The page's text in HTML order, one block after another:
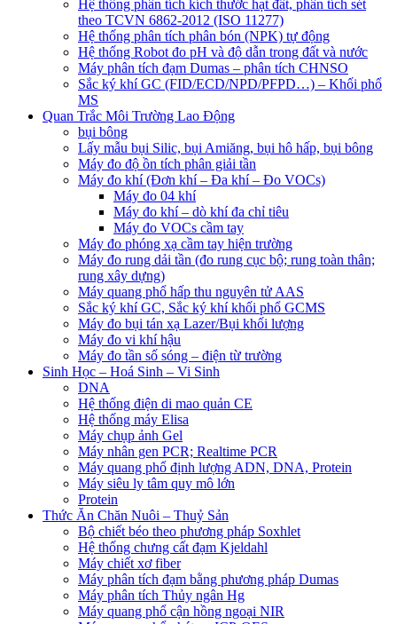
Hệ thông phân tích kích thước hạt đất, phân tích sét
theo TCVN 6862-2012 (ISO 11277)
Hệ thống phân tích phân bón (NPK) tự động
Hệ thống Robot đo pH và độ dẫn trong đất và nước
Máy phân tích đạm Dumas – phân tích CHNSO
Sắc ký khí GC (FID/ECD/NPD/PFPD…) – Khối phổ
MS
Quan Trắc Môi Trường Lao Động
bụi bông
Lấy mẫu bụi Silic, bụi Amiăng, bụi hô hấp, bụi bông
Máy đo độ ồn tích phân giải tần
Máy đo khí (Đơn khí – Đa khí – Đo VOCs)
Máy đo 04 khí
Máy đo khí – dò khí đa chỉ tiêu
Máy đo VOCs cầm tay
Máy đo phóng xạ cầm tay hiện trường
Máy đo rung dải tần (đo rung cục bộ; rung toàn thân;
rung xây dựng)
Máy quang phổ hấp thu nguyên tử AAS
Sắc ký khí GC, Sắc ký khí khối phổ GCMS
Máy đo bụi tán xạ Lazer/Bụi khối lượng
Máy đo vi khí hậu
Máy đo tần số sóng – điện từ trường
Sinh Học – Hoá Sinh – Vi Sinh
DNA
Hệ thống điện di mao quản CE
Hệ thống máy Elisa
Máy chụp ảnh Gel
Máy nhân gen PCR; Realtime PCR
Máy quang phổ định lượng ADN, DNA, Protein
Máy siêu ly tâm quy mô lớn
Protein
Thức Ăn Chăn Nuôi – Thuỷ Sản
Bộ chiết béo theo phương pháp Soxhlet
Hệ thống chưng cất đạm Kjeldahl
Máy chiết xơ fiber
Máy phân tích đạm bằng phương pháp Dumas
Máy phân tích Thủy ngân Hg
Máy quang phổ cận hồng ngoại NIR